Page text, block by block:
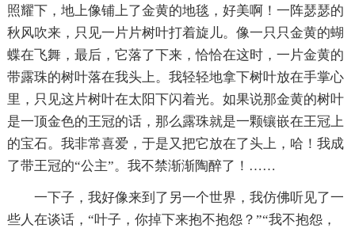
照耀下，地上像铺上了金黄的地毯，好美啊！一阵瑟瑟的
秋风吹来，只见一片片树叶打着旋儿。像一只只金黄的蝴
蝶在飞舞，最后，它落了下来，恰恰在这时，一片金黄的
带露珠的树叶落在我头上。我轻轻地拿下树叶放在手掌心
里，只见这片树叶在太阳下闪着光。如果说那金黄的树叶
是一顶金色的王冠的话，那么露珠就是一颗镶嵌在王冠上
的宝石。我非常喜爱，于是又把它放在了头上，哈！我成
了带王冠的“公主”。我不禁渐渐陶醉了！……
一下子，我好像来到了另一个世界，我仿佛听见了一
些人在谈话，“叶子，你掉下来抱不抱怨？”“我不抱怨，